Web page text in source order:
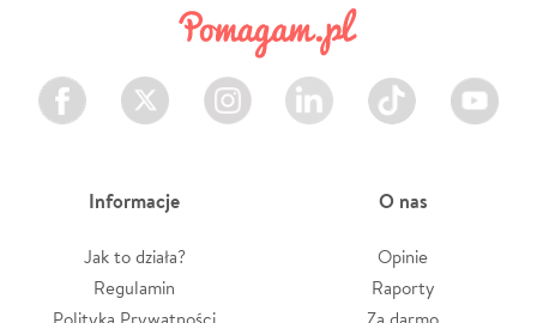
Facebook Twitter Instagram LinkedIn TikTok Youtube
Informacje
Jak to działa?
Regulamin
O nas
Opinie
Raporty